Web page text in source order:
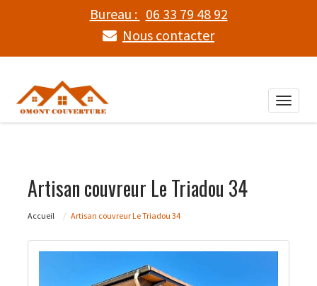
Bureau : 06 33 79 48 92
Nous contacter
Toggle
Artisan couvreur Le Triadou 34
Accueil Artisan couvreur Le Triadou 34